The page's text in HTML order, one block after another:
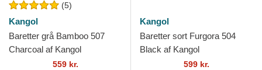
(5)
Kangol
Baretter grå Bamboo 507
Charcoal af Kangol
559 kr.
Kangol
Baretter sort Furgora 504
Black af Kangol
599 kr.